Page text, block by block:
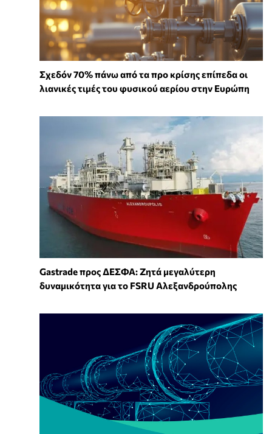
Σχεδόν 70% πάνω από τα προ κρίσης επίπεδα οι
λιανικές τιμές του φυσικού αερίου στην Ευρώπη
Gastrade προς ΔΕΣΦΑ: Ζητά μεγαλύτερη
δυναμικότητα για το FSRU Αλεξανδρούπολης